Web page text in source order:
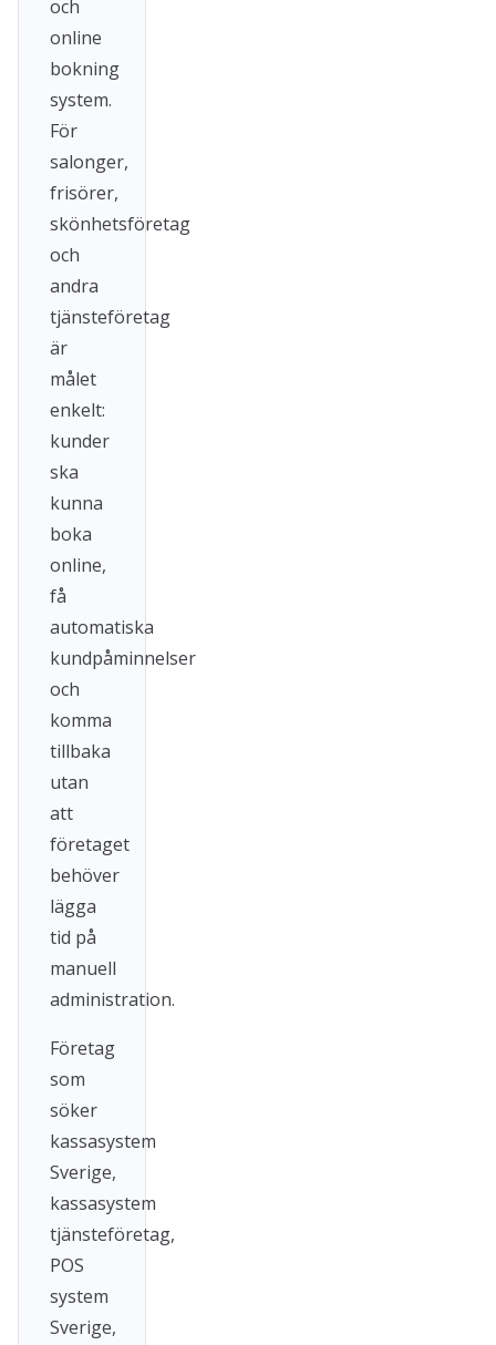
och
online
bokning
system.
För
salonger,
frisörer,
skönhetsföretag
och
andra
tjänsteföretag
är
målet
enkelt:
kunder
ska
kunna
boka
online,
få
automatiska
kundpåminnelser
och
komma
tillbaka
utan
att
företaget
behöver
lägga
tid på
manuell
administration.
Företag
som
söker
kassasystem
Sverige,
kassasystem
tjänsteföretag,
POS
system
Sverige,